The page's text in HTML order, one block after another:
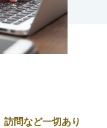
訪問など一切あり